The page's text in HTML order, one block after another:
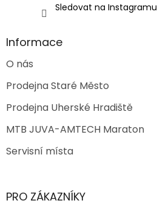
Sledovat na Instagramu
Informace
O nás
Prodejna Staré Město
Prodejna Uherské Hradiště
MTB JUVA-AMTECH Maraton
Servisní místa
PRO ZÁKAZNÍKY